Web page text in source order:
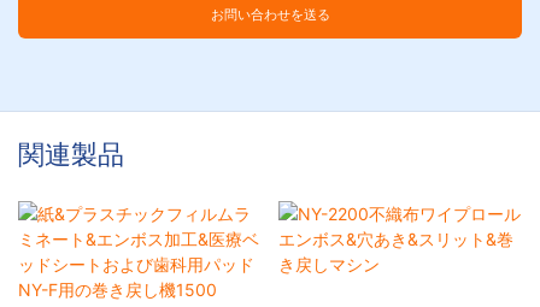
お問い合わせを送る
関連製品